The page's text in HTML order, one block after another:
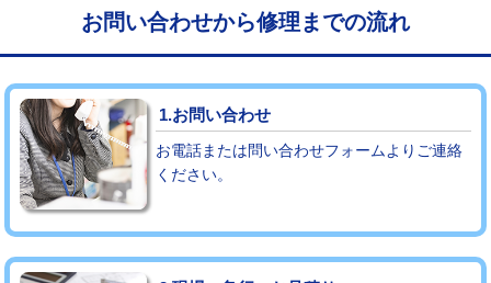
マス交換（深さ50㎝未満） 55,000円
マス交換（深さ50㎝以上） 66,000円
コンクリート斫り（厚さ10㎝まで）
コンクリート斫り（厚さ10㎝超え） 38,500円
モルタル補修（厚さ10㎝まで）
モルタル補修（厚さ10㎝超え） 38,500円
追加人工 16,500円
お問い合わせから修理までの流れ
1.お問い合わせ
お電話または問い合わせフォームよりご連絡
ください。